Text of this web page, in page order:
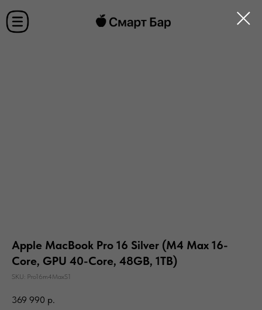
Apple MacBook Pro 16 Silver (M4 Max 16-
Core, GPU 40-Core, 48GB, 1TB)
SKU: Pro16m4MaxS1
369 990 р.